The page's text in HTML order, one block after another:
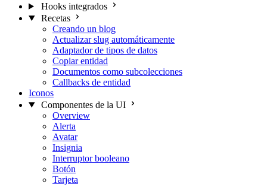
Hooks integrados
Recetas
Creando un blog
Actualizar slug automáticamente
Adaptador de tipos de datos
Copiar entidad
Documentos como subcolecciones
Callbacks de entidad
Iconos
Componentes de la UI
Overview
Alerta
Avatar
Insignia
Interruptor booleano
Botón
Tarjeta